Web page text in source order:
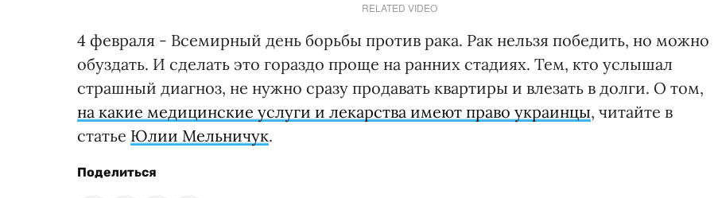
RELATED VIDEO
4 февраля - Всемирный день борьбы против рака. Рак нельзя победить, но можно
обуздать. И сделать это гораздо проще на ранних стадиях. Тем, кто услышал
страшный диагноз, не нужно сразу продавать квартиры и влезать в долги. О том,
на какие медицинские услуги и лекарства имеют право украинцы, читайте в
статье Юлии Мельничук.
Поделиться